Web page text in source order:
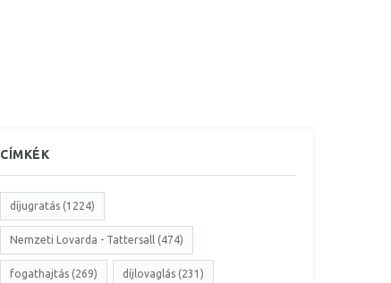
CÍMKÉK
díjugratás (1224)
Nemzeti Lovarda - Tattersall (474)
fogathajtás (269) díjlovaglás (231)